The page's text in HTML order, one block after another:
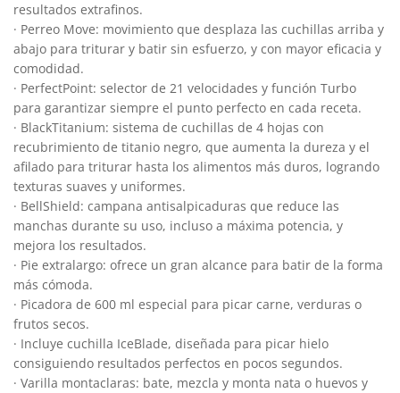
resultados extrafinos.
· Perreo Move: movimiento que desplaza las cuchillas arriba y
abajo para triturar y batir sin esfuerzo, y con mayor eficacia y
comodidad.
· PerfectPoint: selector de 21 velocidades y función Turbo
para garantizar siempre el punto perfecto en cada receta.
· BlackTitanium: sistema de cuchillas de 4 hojas con
recubrimiento de titanio negro, que aumenta la dureza y el
afilado para triturar hasta los alimentos más duros, logrando
texturas suaves y uniformes.
· BellShield: campana antisalpicaduras que reduce las
manchas durante su uso, incluso a máxima potencia, y
mejora los resultados.
· Pie extralargo: ofrece un gran alcance para batir de la forma
más cómoda.
· Picadora de 600 ml especial para picar carne, verduras o
frutos secos.
· Incluye cuchilla IceBlade, diseñada para picar hielo
consiguiendo resultados perfectos en pocos segundos.
· Varilla montaclaras: bate, mezcla y monta nata o huevos y